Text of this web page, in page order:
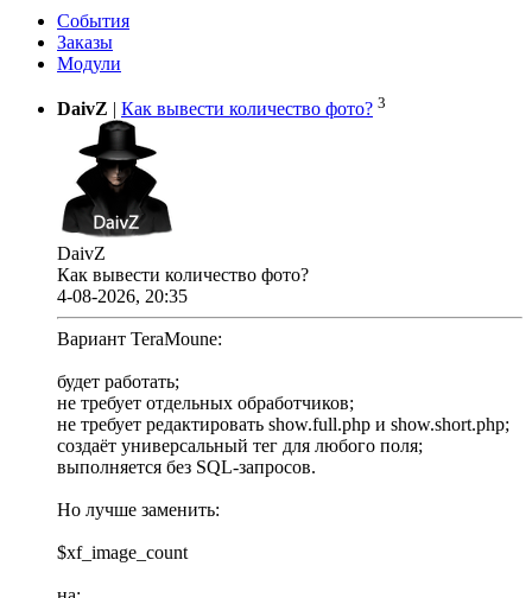
События
Заказы
Модули
DaivZ Как вывести количество фото? 3
DaivZ
Как вывести количество фото?
4-08-2026, 20:35
Вариант TeraMoune:
будет работать;
не требует отдельных обработчиков;
не требует редактировать show.full.php и show.short.php;
создаёт универсальный тег для любого поля;
выполняется без SQL-запросов.
Но лучше заменить:
$xf_image_count